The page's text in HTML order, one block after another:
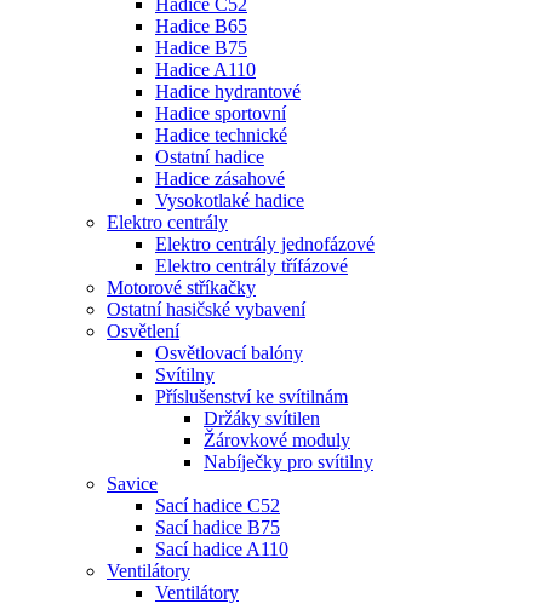
Hadice C52
Hadice B65
Hadice B75
Hadice A110
Hadice hydrantové
Hadice sportovní
Hadice technické
Ostatní hadice
Hadice zásahové
Vysokotlaké hadice
Elektro centrály
Elektro centrály jednofázové
Elektro centrály třífázové
Motorové stříkačky
Ostatní hasičské vybavení
Osvětlení
Osvětlovací balóny
Svítilny
Příslušenství ke svítilnám
Držáky svítilen
Žárovkové moduly
Nabíječky pro svítilny
Savice
Sací hadice C52
Sací hadice B75
Sací hadice A110
Ventilátory
Ventilátory